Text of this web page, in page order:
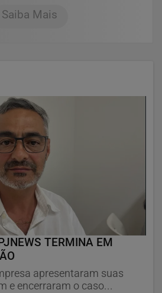
Saiba Mais
TERMINA EM
apresentaram suas
e encerraram o caso...